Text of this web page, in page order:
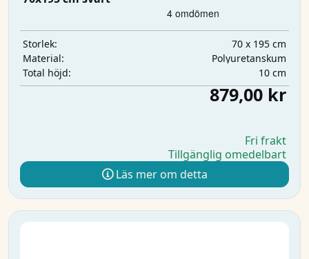
Storlek:
70 x 195 cm
Material:
Polyuretanskum
Total höjd:
10 cm
879,00 kr
Fri frakt
Tillgänglig omedelbart
Läs mer om detta